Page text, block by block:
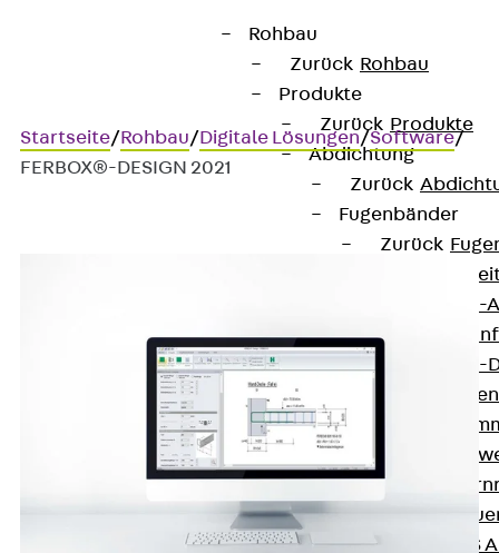
Rohbau
Zurück Rohbau
Produkte
Zurück Produkte
Abdichtung
Zurück
Fugenbänder
Zurück
KUNEX®
KUNEX®
KUNEX®
KUNEX®
KUNEX®
KUNEX®
KUNEX®
KUNEX®
KUNEX®
KUNEX® ABS
Startseite/Rohbau/Digitale Lösungen/Software/
FERBOX®-DESIGN 2021